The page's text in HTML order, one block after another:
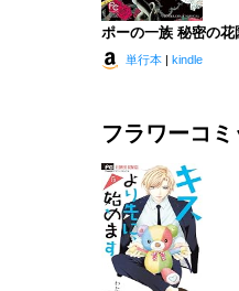
ポーの一族 秘密の花
単行本 kindle
フラワーコミ